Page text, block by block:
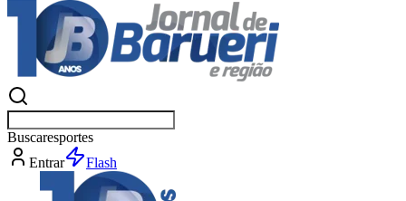
Buscaresport
Entrar
Flash